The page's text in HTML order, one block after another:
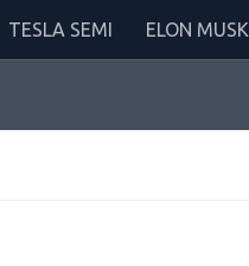
TESLA SEMI ELON MUSK